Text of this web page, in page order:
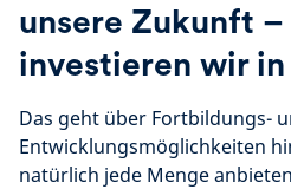
unsere Zukunft –
investieren wir in
Das geht über Fortbildungs-
Entwicklungsmöglichkeiten
natürlich jede Menge